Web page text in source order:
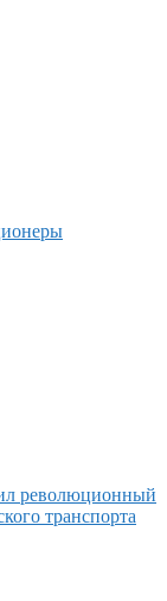
революционный
транспорта